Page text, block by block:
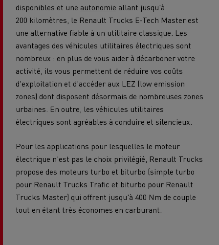
disponibles et une autonomie allant jusqu'à
200 kilomètres, le Renault Trucks E-Tech Master est
une alternative fiable à un utilitaire classique. Les
avantages des véhicules utilitaires électriques sont
nombreux : en plus de vous aider à décarboner votre
activité, ils vous permettent de réduire vos coûts
d'exploitation et d'accéder aux LEZ (low emission
zones) dont disposent désormais de nombreuses zones
urbaines. En outre, les véhicules utilitaires
électriques sont agréables à conduire et silencieux.
Pour les applications pour lesquelles le moteur
électrique n'est pas le choix privilégié, Renault Trucks
propose des moteurs turbo et biturbo (simple turbo
pour Renault Trucks Trafic et biturbo pour Renault
Trucks Master) qui offrent jusqu'à 400 Nm de couple
tout en étant très économes en carburant.